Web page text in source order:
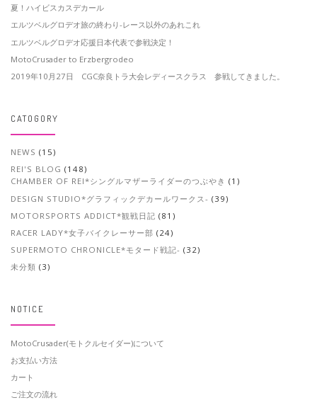
夏！ハイビスカスデカール
エルツベルグロデオ旅の終わり-レース以外のあれこれ
エルツベルグロデオ応援日本代表で参戦決定！
MotoCrusader to Erzbergrodeo
2019年10月27日 CGC奈良トラ大会レディースクラス 参戦してきました。
CATOGORY
NEWS (15)
REI'S BLOG (148)
CHAMBER OF REI*シングルマザーライダーのつぶやき (1)
DESIGN STUDIO*グラフィックデカールワークス- (39)
MOTORSPORTS ADDICT*観戦日記 (81)
RACER LADY*女子バイクレーサー部 (24)
SUPERMOTO CHRONICLE*モタード戦記- (32)
未分類 (3)
NOTICE
MotoCrusader(モトクルセイダー)について
お支払い方法
カート
ご注文の流れ